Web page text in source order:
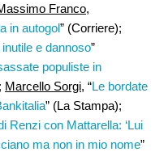
Franco,
in autogol” (Corriere);
e dannoso”
populiste in
Marcello Sorgi, “Le bordate
” (La Stampa);
Renzi con Mattarella: ‘Lui
ma non in mio nome”